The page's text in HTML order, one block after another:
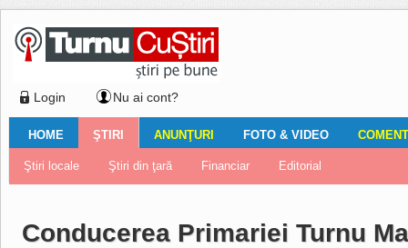
Login Nu ai cont?
HOME
Ştiri locale Turnaţi aici! Nemulţumirile localnicilor
ŞTIRI
Ştiri locale Ştiri din ţară Financiar Editorial
ANUNŢURI
Imobiliare Auto Închirieri Vânzări Locuri de muncă
FOTO & VIDEO
Galerii Foto Galerii video
Comentariul zilei
Conducerea Primariei Turnu